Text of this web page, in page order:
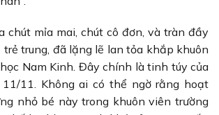
chút mỉa mai, chút cô đơn, và tràn đầy
trẻ trung, đã lặng lẽ lan tỏa khắp khuôn
Nam Kinh. Đây chính là tinh túy của
11. Không ai có thể ngờ rằng hoạt
nhỏ bé này trong khuôn viên trường